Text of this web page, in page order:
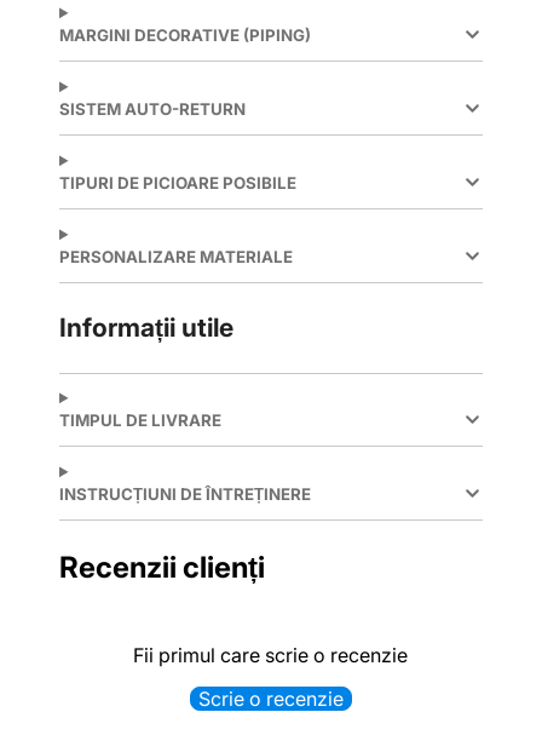
MARGINI DECORATIVE (PIPING)
SISTEM AUTO-RETURN
TIPURI DE PICIOARE POSIBILE
PERSONALIZARE MATERIALE
Informații utile
TIMPUL DE LIVRARE
INSTRUCȚIUNI DE ÎNTREȚINERE
Recenzii clienți
Fii primul care scrie o recenzie
Scrie o recenzie